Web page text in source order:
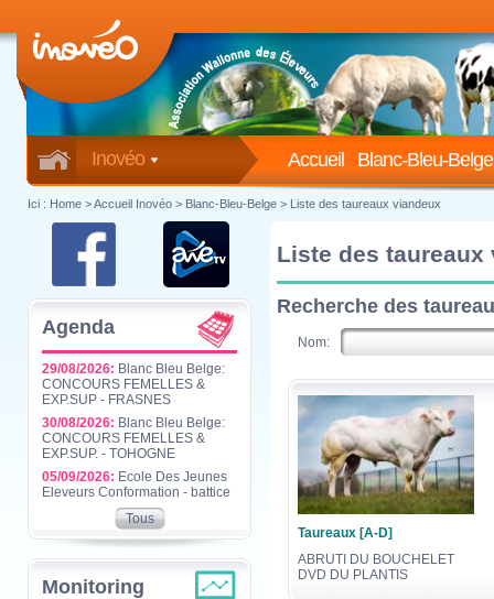
Inovéo Blanc-Bleu-Belge
Accueil
Ici : Home >Accueil Inovéo > Blanc-Bleu-Belge > Liste des taureaux viandeux
Agenda
29/08/2026: Blanc Bleu Belge:
CONCOURS FEMELLES &
EXP.SUP - FRASNES
30/08/2026: Blanc Bleu Belge:
CONCOURS FEMELLES &
EXP.SUP. - TOHOGNE
05/09/2026: Ecole Des Jeunes
Eleveurs Conformation - battice
Tous
Monitoring
Liste des taureaux
Recherche des
Nom:
Taureaux [A-D]
ABRUTI DU BOUCHELET
DVD DU PLANTIS